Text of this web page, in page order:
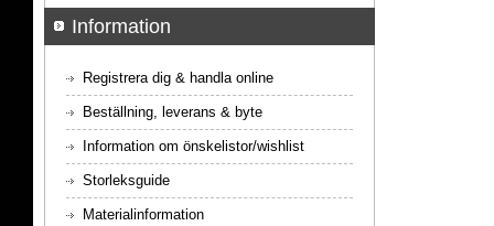
Information
Registrera dig & handla online
Beställning, leverans & byte
Information om önskelistor/wishlist
Storleksguide
Materialinformation